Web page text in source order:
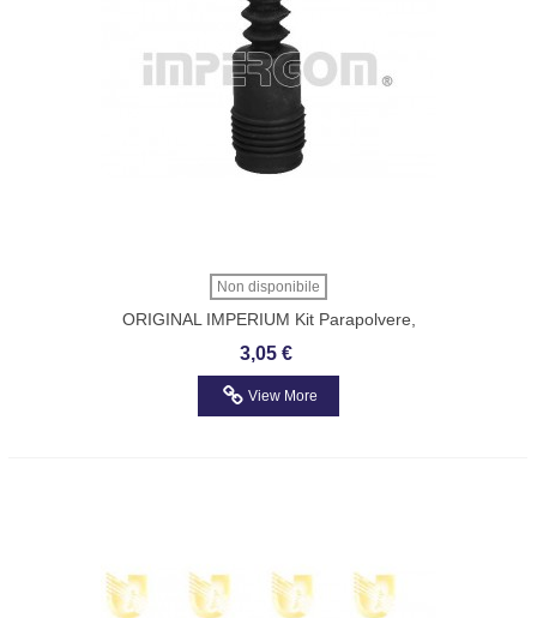
Non disponibile
ORIGINAL IMPERIUM Kit Parapolvere,
Ammortizzatore Assale Anteriore Numero
3,05 €
View More